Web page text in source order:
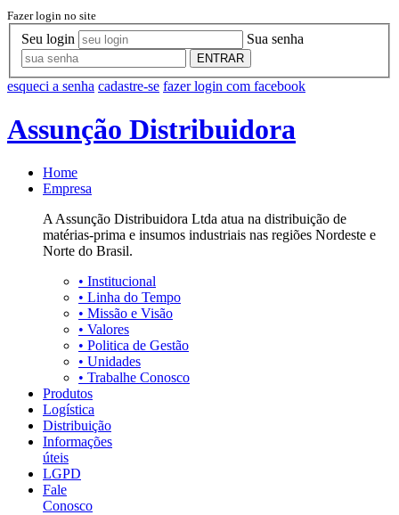
Fazer login no site
Seu login Sua senha
ENTRAR
esqueci a senha cadastre-se fazer login com facebook
Assunção Distribuidora
Home
Empresa
A Assunção Distribuidora Ltda atua na distribuição de
matérias-prima e insumos industriais nas regiões Nordeste e
Norte do Brasil.
• Institucional
• Linha do Tempo
• Missão e Visão
• Valores
• Politica de Gestão
• Unidades
• Trabalhe Conosco
Produtos
Logística
Distribuição
Informações
úteis
LGPD
Fale
Conosco